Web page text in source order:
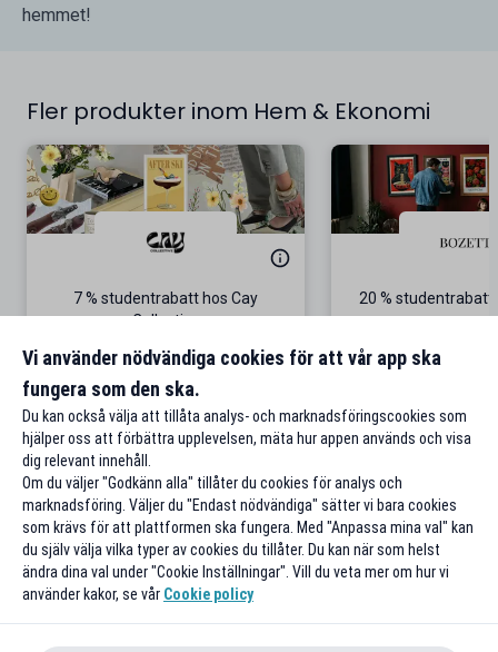
hemmet!
Fler produkter inom Hem & Ekonomi
7 % studentrabatt hos Cay
Collective
Till rabatten
20 %
Vi använder nödvändiga cookies för att vår app ska
fungera som den ska.
Du kan också välja att tillåta analys- och marknadsföringscookies som
hjälper oss att förbättra upplevelsen, mäta hur appen används och visa
dig relevant innehåll.
Om du väljer "Godkänn alla" tillåter du cookies för analys och
marknadsföring. Väljer du "Endast nödvändiga" sätter vi bara cookies
som krävs för att plattformen ska fungera. Med "Anpassa mina val" kan
du själv välja vilka typer av cookies du tillåter. Du kan när som helst
ändra dina val under "Cookie Inställningar". Vill du veta mer om hur vi
använder kakor, se vår Cookie policy